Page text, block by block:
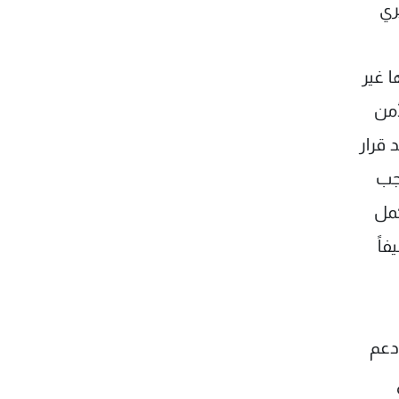
غير
قرار
واجب
في الحوار الوطني في ربيع عام 2006 (أي دعم